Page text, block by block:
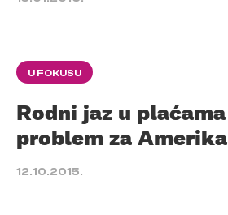
U FOKUSU
Rodni jaz u
problem za
12.10.2015.